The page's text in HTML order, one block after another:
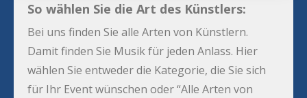
So wählen Sie die Art des Künstlers:
Bei uns finden Sie alle Arten von Künstlern.
Damit finden Sie Musik für jeden Anlass. Hier
wählen Sie entweder die Kategorie, die Sie sich
für Ihr Event wünschen oder “Alle Arten von